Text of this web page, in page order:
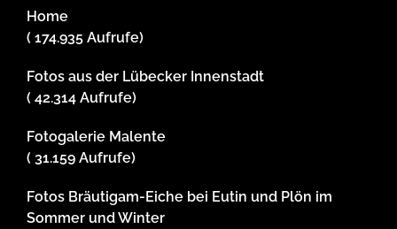
Home
( 174.935 Aufrufe)
Fotos aus der Lübecker Innenstadt
( 42.314 Aufrufe)
Fotogalerie Malente
( 31.159 Aufrufe)
Fotos Bräutigam-Eiche bei Eutin und Plön im
Sommer und Winter